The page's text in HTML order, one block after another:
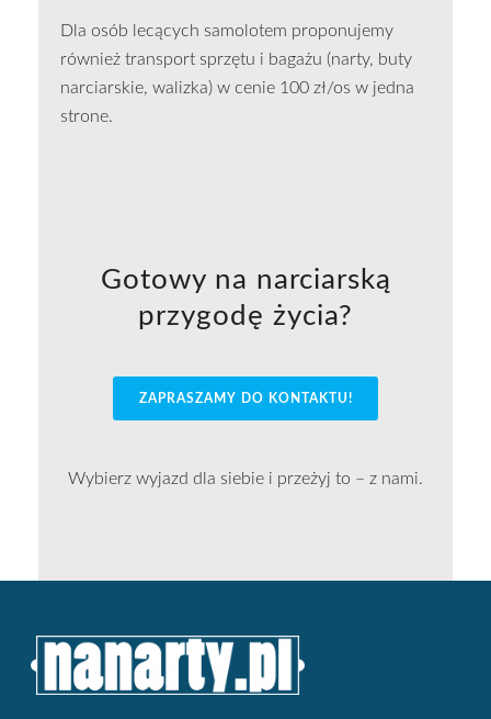
Dla osób lecących samolotem proponujemy
również transport sprzętu i bagażu (narty, buty
narciarskie, walizka) w cenie 100 zł/os w jedna
strone.
Gotowy na narciarską
przygodę życia?
ZAPRASZAMY DO KONTAKTU!
Wybierz wyjazd dla siebie i przeżyj to – z nami.